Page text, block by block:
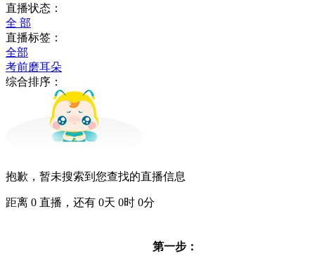
直播状态：
全 部
直播标签：
全部
考前磨耳朵
综合排序：
抱歉，暂未搜索到您查找的直播信息
距离 0 直播，还有 0天 0时 0分
第一步：